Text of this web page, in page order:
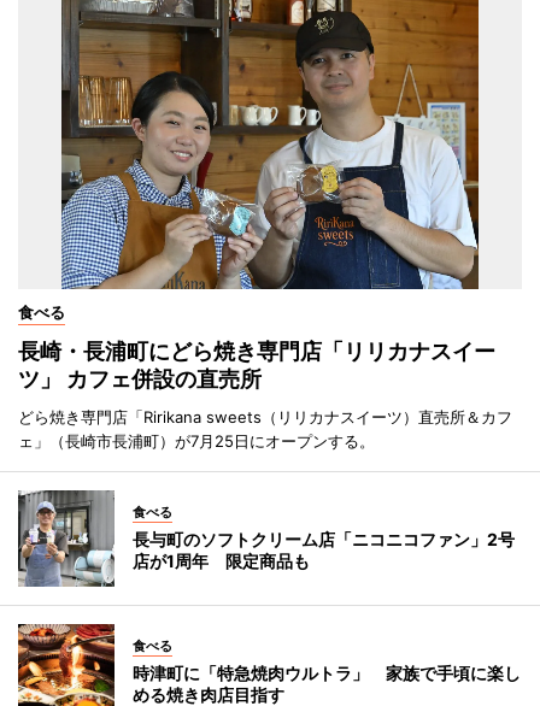
食べる
長崎・長浦町にどら焼き専門店「リリカナスイー
ツ」 カフェ併設の直売所
どら焼き専門店「Ririkana sweets（リリカナスイーツ）直売所＆カフ
ェ」（長崎市長浦町）が7月25日にオープンする。
食べる
長与町のソフトクリーム店「ニコニコファン」2号
店が1周年 限定商品も
食べる
時津町に「特急焼肉ウルトラ」 家族で手頃に楽し
める焼き肉店目指す